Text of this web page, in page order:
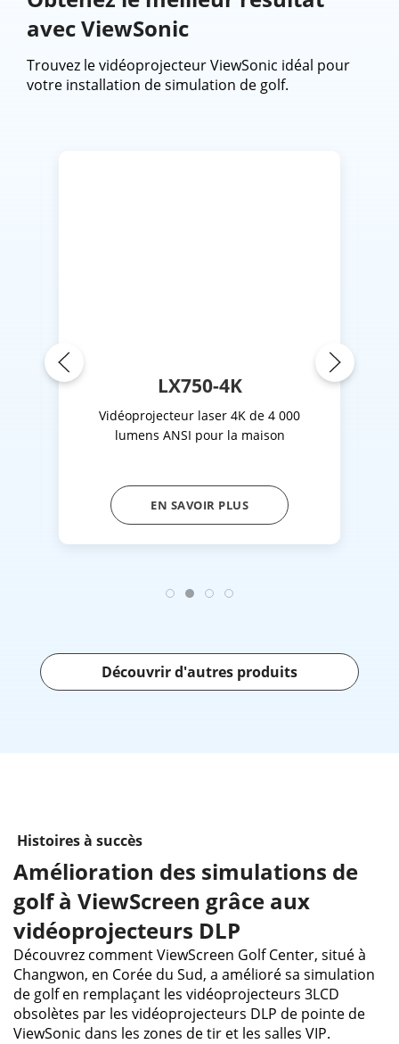
avec ViewSonic
Trouvez le vidéoprojecteur ViewSonic idéal pour
votre installation de simulation de golf.
LX750-4K
Vidéoprojecteur laser 4K de 4 000
lumens ANSI pour la maison
EN SAVOIR PLUS
Découvrir d'autres produits
Histoires à succès
Amélioration des simulations de
golf à ViewScreen grâce aux
vidéoprojecteurs DLP
Découvrez comment ViewScreen Golf Center, situé à
Changwon, en Corée du Sud, a amélioré sa simulation
de golf en remplaçant les vidéoprojecteurs 3LCD
obsolètes par les vidéoprojecteurs DLP de pointe de
ViewSonic dans les zones de tir et les salles VIP.